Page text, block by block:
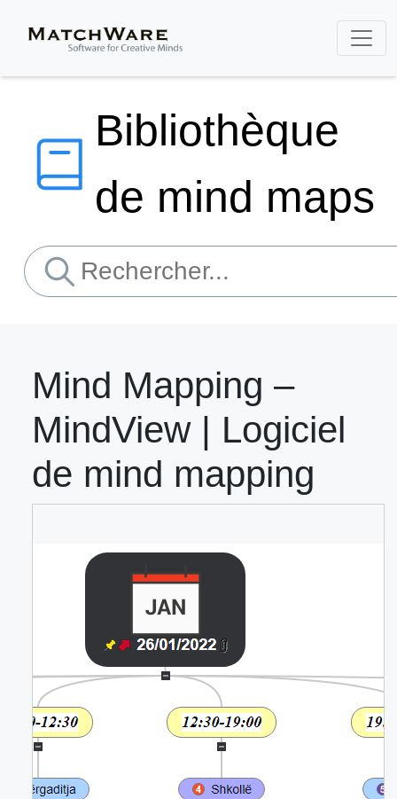
Bibliothèque
de mind maps
Mind Mapping –
MindView | Logiciel
de mind mapping